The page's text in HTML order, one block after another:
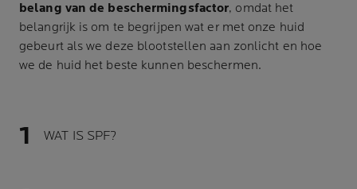
belang van de beschermingsfactor, omdat het
belangrijk is om te begrijpen wat er met onze huid
gebeurt als we deze blootstellen aan zonlicht en hoe
we de huid het beste kunnen beschermen.
WAT IS SPF?